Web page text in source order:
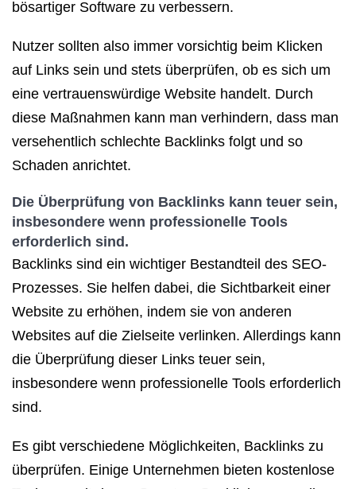
bösartiger Software zu verbessern.
Nutzer sollten also immer vorsichtig beim Klicken
auf Links sein und stets überprüfen, ob es sich um
eine vertrauenswürdige Website handelt. Durch
diese Maßnahmen kann man verhindern, dass man
versehentlich schlechte Backlinks folgt und so
Schaden anrichtet.
Die Überprüfung von Backlinks kann teuer sein,
insbesondere wenn professionelle Tools
erforderlich sind.
Backlinks sind ein wichtiger Bestandteil des SEO-
Prozesses. Sie helfen dabei, die Sichtbarkeit einer
Website zu erhöhen, indem sie von anderen
Websites auf die Zielseite verlinken. Allerdings kann
die Überprüfung dieser Links teuer sein,
insbesondere wenn professionelle Tools erforderlich
sind.
Es gibt verschiedene Möglichkeiten, Backlinks zu
überprüfen. Einige Unternehmen bieten kostenlose